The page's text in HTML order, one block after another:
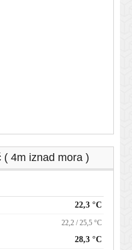
4m iznad mora )
22,3 °C
22,2 / 25,5 °C
28,3 °C